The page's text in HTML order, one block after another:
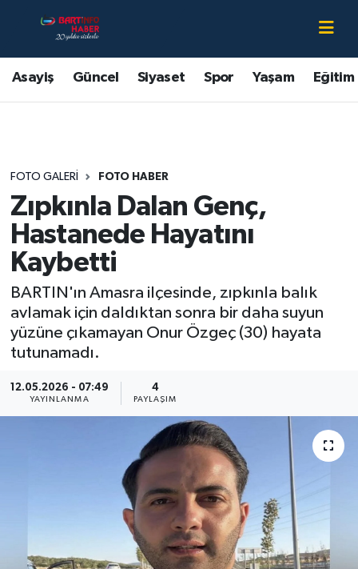
Asayiş Güncel Siyaset Spor Yaşam Eğitim
FOTO GALERI FOTO HABER
Zıpkınla Dalan Genç,
Hastanede Hayatını
Kaybetti
BARTIN'ın Amasra ilçesinde, zıpkınla balık
avlamak için daldıktan sonra bir daha suyun
yüzüne çıkamayan Onur Özgeç (30) hayata
tutunamadı.
12.05.2026 - 07:49
YAYINLANMA
4
PAYLAŞIM
Asayiş
Bartın Hakkında
Eğitim
Ekonomi
Güncel
Kültür-Sanat
Magazin
Medya
Bartın Nöbetçi Eczaneler
Bartın Hava Durumu
Bartın Trafik Yoğunluk Haritası
Süper Lig Puan Durumu ve Fikstür
Tüm Manşetler
Son Dakika Haberleri
Haber Arşivi